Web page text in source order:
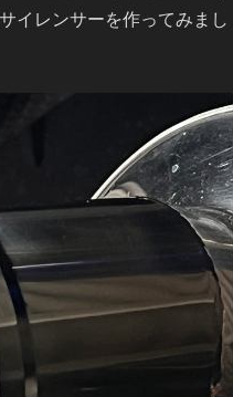
イレンサーを作ってみまし